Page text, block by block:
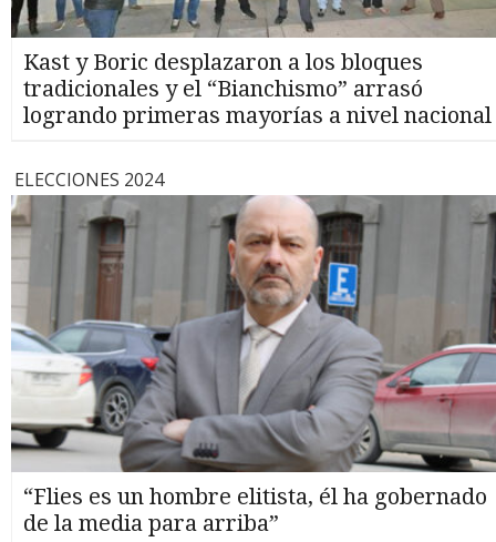
Kast y Boric desplazaron a los bloques
tradicionales y el “Bianchismo” arrasó
logrando primeras mayorías a nivel nacional
ELECCIONES 2024
“Flies es un hombre elitista, él ha gobernado
de la media para arriba”